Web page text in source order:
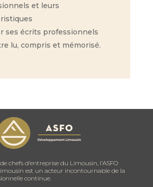
et leurs
ses écrits professionnels
lu, compris et mémorisé.
chefs d’entreprise du Limousin, l’ASFO
est un acteur incontournable de la
continue.